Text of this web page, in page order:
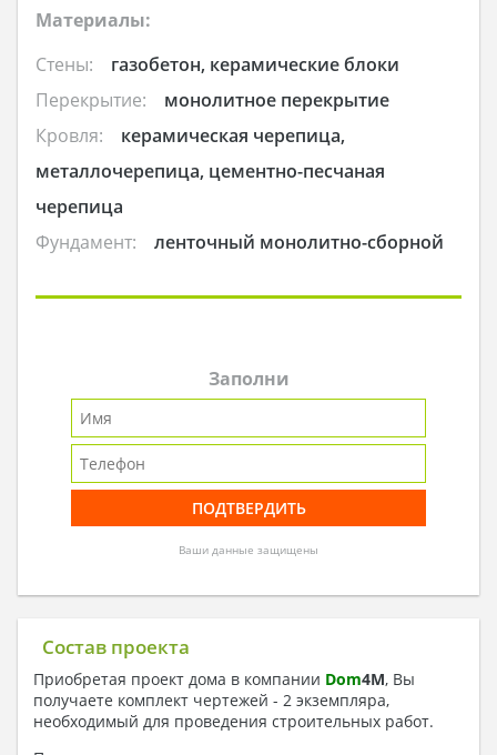
Материалы:
Стены:
газобетон, керамические блоки
Перекрытие:
монолитное перекрытие
Кровля:
керамическая черепица,
металлочерепица, цементно-песчаная
черепица
Фундамент:
ленточный монолитно-сборной
Заполни
Ваши данные защищены
Состав проекта
Приобретая проект дома в компании Dom4M, Вы
получаете комплект чертежей - 2 экземпляра,
необходимый для проведения строительных работ.